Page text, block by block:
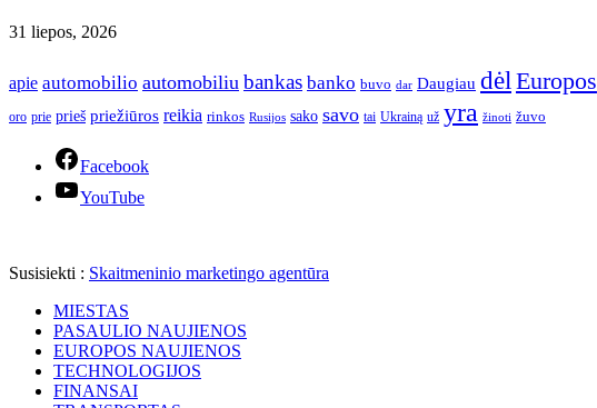
31 liepos, 2026
apie automobilio automobiliu bankas banko buvo dar Daugiau dėl Europos
oro prie prieš priežiūros reikia rinkos Rusijos sako savo tai Ukrainą už yra žinoti žuvo
Facebook
YouTube
Susisiekti : Skaitmeninio marketingo agentūra
MIESTAS
PASAULIO NAUJIENOS
EUROPOS NAUJIENOS
TECHNOLOGIJOS
FINANSAI